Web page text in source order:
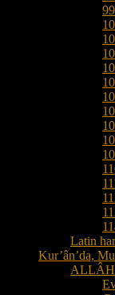
Latin
Kur’ân’da,